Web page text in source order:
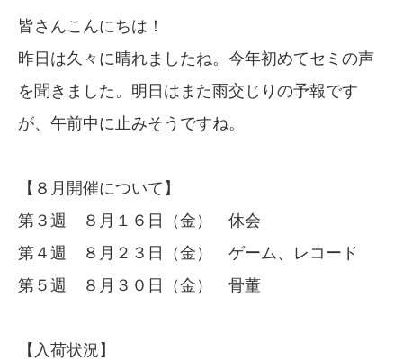
皆さんこんにちは！
昨日は久々に晴れましたね。今年初めてセミの声
を聞きました。明日はまた雨交じりの予報です
が、午前中に止みそうですね。
【８月開催について】
第３週 ８月１６日（金） 休会
第４週 ８月２３日（金） ゲーム、レコード
第５週 ８月３０日（金） 骨董
【入荷状況】